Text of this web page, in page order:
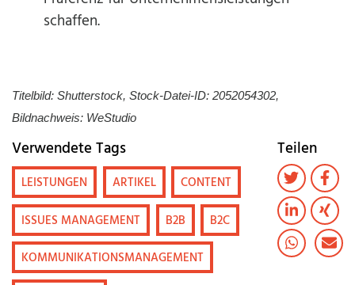
schaffen.
Titelbild: Shutterstock, Stock-Datei-ID: 2052054302,
Bildnachweis: WeStudio
Verwendete Tags
LEISTUNGEN ARTIKEL
CONTENT
ISSUES MANAGEMENT
B2B
B2C
KOMMUNIKATIONSMANAGEMENT
Teilen